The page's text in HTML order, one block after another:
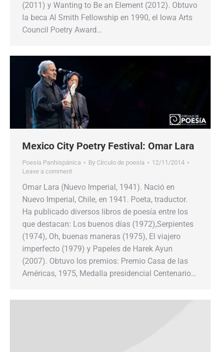
(2011) y Wanting to Be an Element (2012). Obtuvo
la beca Al Smith Fellowship en 1990, el Iowa Arts
Council Poetry Award…
Mexico City Poetry Festival: Omar Lara
Poesía Panhispánica By Círculo de poesía
12/11/2014
Leave a comment
Omar Lara (Nuevo Imperial, 1941). Nació en
Nuevo Imperial, Chile, en 1941. Poeta, traductor.
Ha publicado diversos libros de poesía entre los
que destacan: Los buenos días (1972),Serpientes
(1974), Oh, buenas maneras (1975), El viajero
imperfecto (1979) y Papeles de Harek Ayun
(2007). Obtuvo los premios: Premio Casa de las
Américas, 1975, Medalla presidencial Centenario…